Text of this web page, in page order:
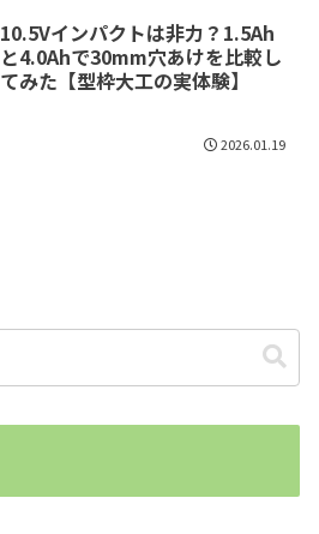
10.5Vインパクトは非力？1.5Ah
と4.0Ahで30mm穴あけを比較し
てみた【型枠大工の実体験】
2026.01.19